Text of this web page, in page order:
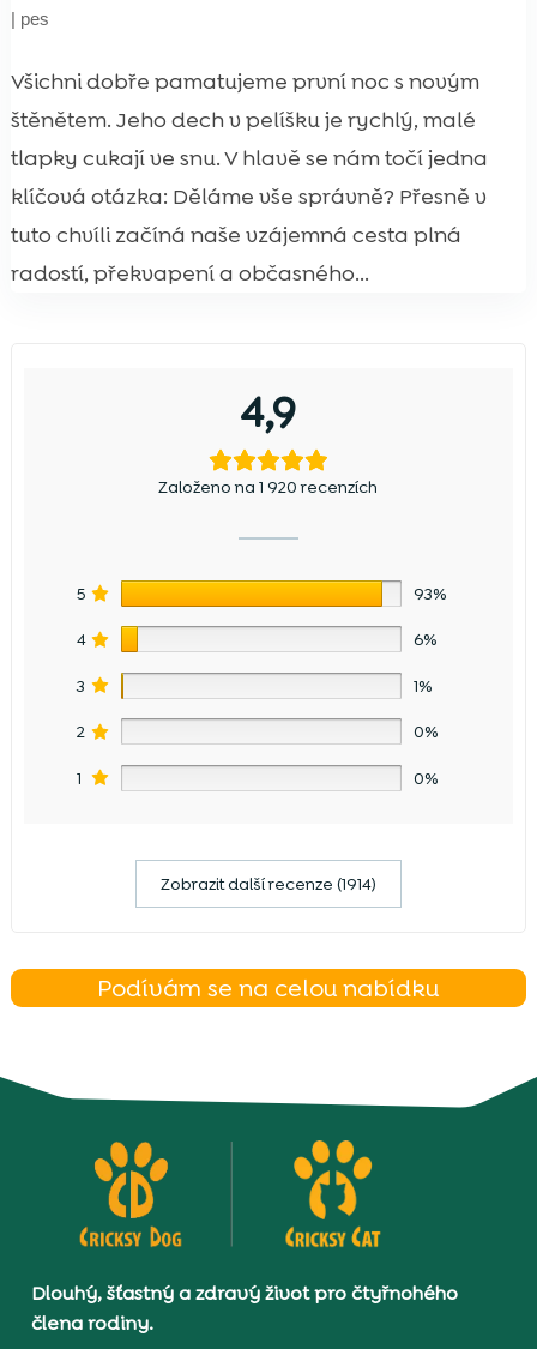
| pes
Všichni dobře pamatujeme první noc s novým
štěnětem. Jeho dech v pelíšku je rychlý, malé
tlapky cukají ve snu. V hlavě se nám točí jedna
klíčová otázka: Děláme vše správně? Přesně v
tuto chvíli začíná naše vzájemná cesta plná
radostí, překvapení a občasného...
4,9
Založeno na 1 920 recenzích
5 93%
4 6%
3 1%
2 0%
1 0%
Zobrazit další recenze (1914)
Podívám se na celou nabídku
Dlouhý, šťastný a zdravý život pro čtyřnohého
člena rodiny.